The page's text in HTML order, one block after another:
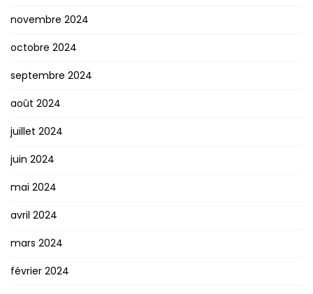
novembre 2024
octobre 2024
septembre 2024
août 2024
juillet 2024
juin 2024
mai 2024
avril 2024
mars 2024
février 2024